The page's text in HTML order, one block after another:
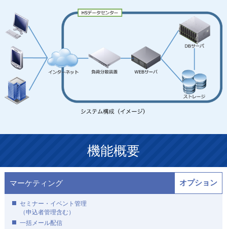
機能概要
マーケティング オプション
セミナー・イベント管理
（申込者管理含む）
一括メール配信